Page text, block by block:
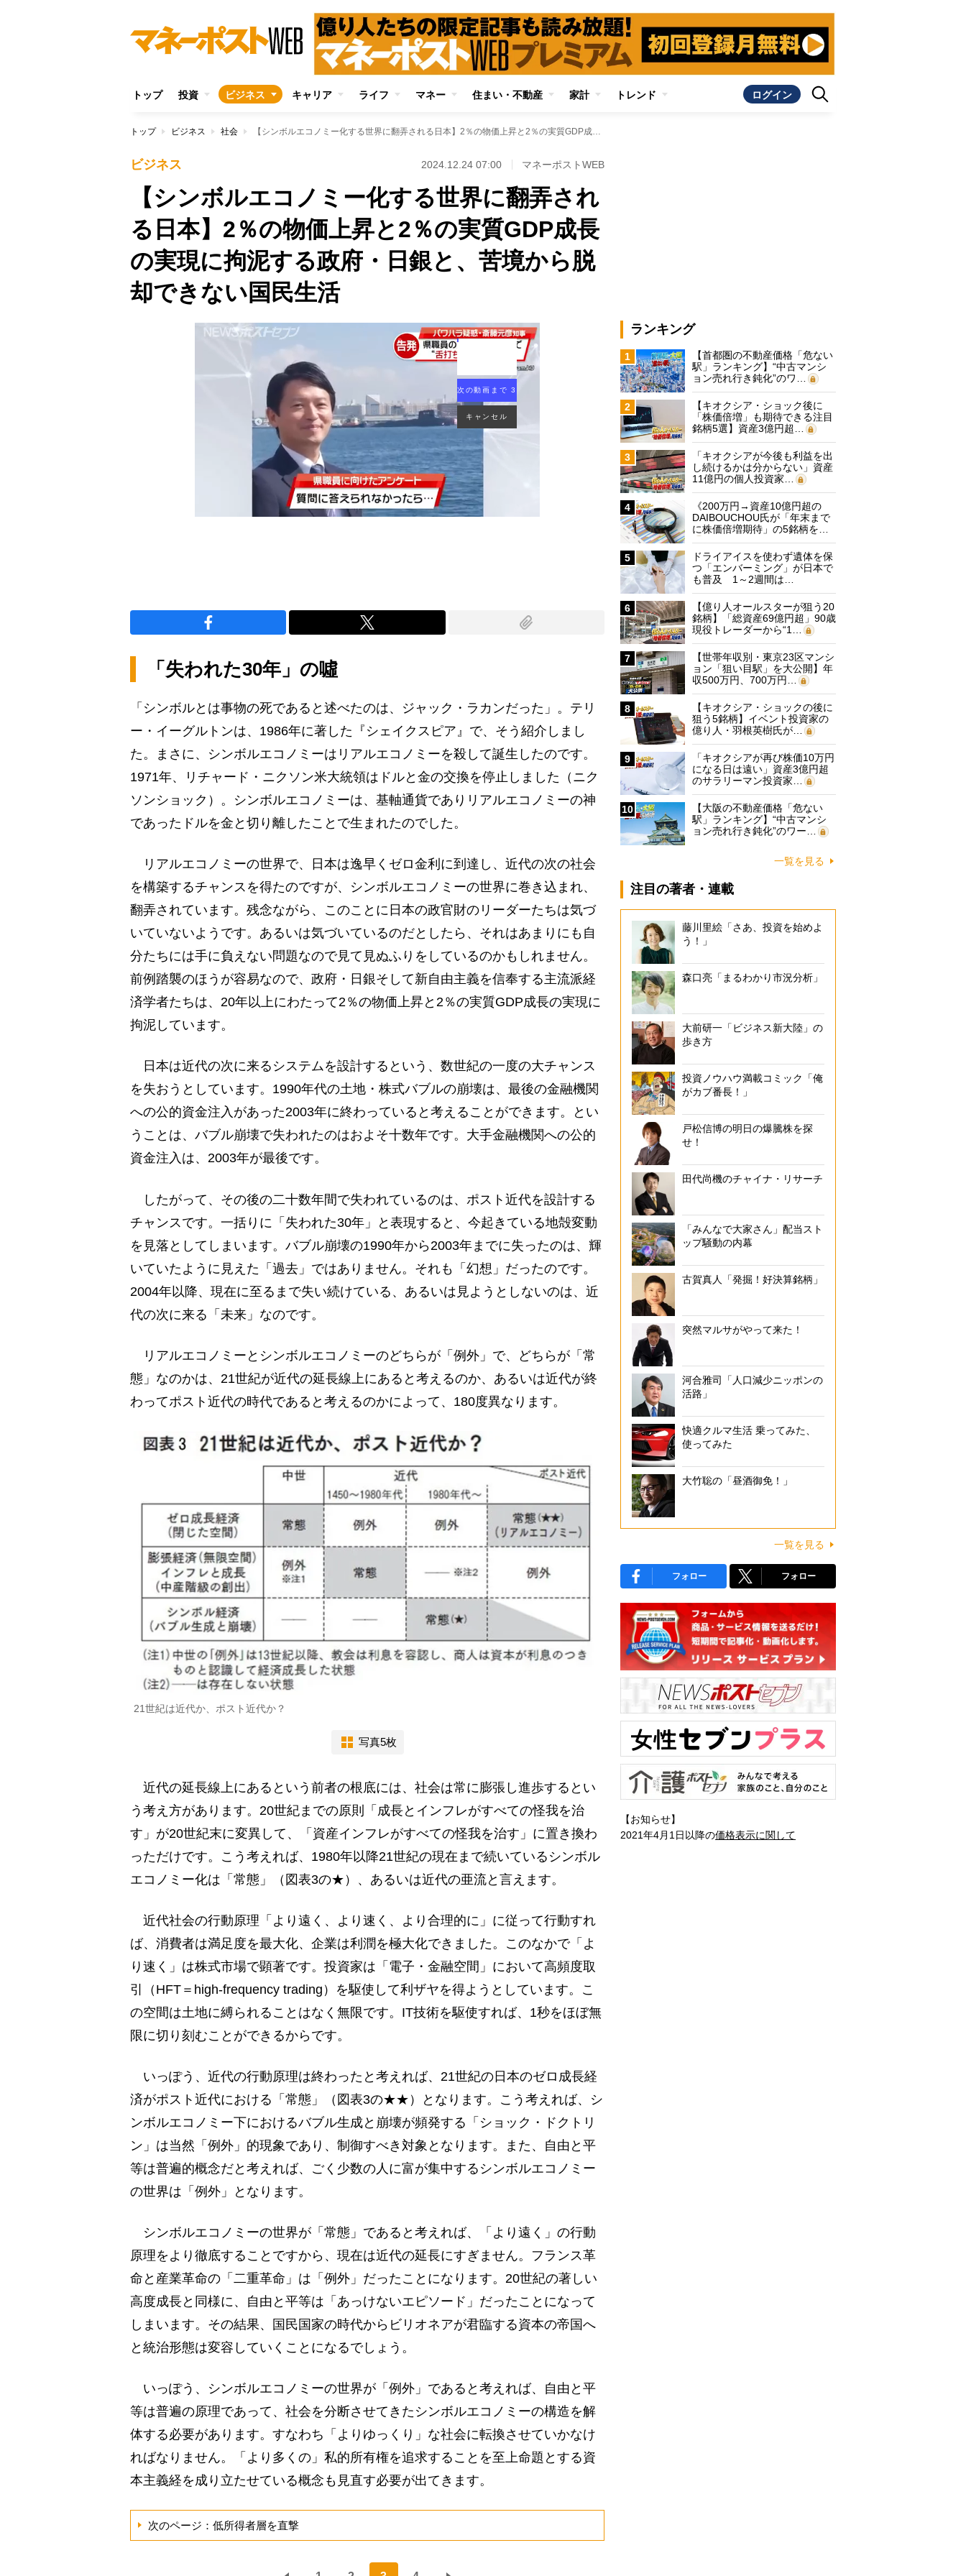
トップ 投資 ビジネス キャリア ライフ マネー 住まい・不動産 家計 トレンド ログイン
トップ ビジネス 社会 【シンボルエコノミー化する世界に翻弄される日本】2％の物価上昇と2％の実質GDP成長の実現に拘泥する政府・日銀と、苦境から脱却できない国民生活
ビジネス 2024.12.24 07:00 マネーポストWEB
【シンボルエコノミー化する世界に翻弄され
る日本】2％の物価上昇と2％の実質GDP成長
の実現に拘泥する政府・日銀と、苦境から脱
却できない国民生活
次の動画まで 2
キャンセル
「失われた30年」の噓
「シンボルとは事物の死であると述べたのは、ジャック・ラカンだった」。テリ
ー・イーグルトンは、1986年に著した『シェイクスピア』で、そう紹介しまし
た。まさに、シンボルエコノミーはリアルエコノミーを殺して誕生したのです。
1971年、リチャード・ニクソン米大統領はドルと金の交換を停止しました（ニク
ソンショック）。シンボルエコノミーは、基軸通貨でありリアルエコノミーの神
であったドルを金と切り離したことで生まれたのでした。
リアルエコノミーの世界で、日本は逸早くゼロ金利に到達し、近代の次の社会
を構築するチャンスを得たのですが、シンボルエコノミーの世界に巻き込まれ、
翻弄されています。残念ながら、このことに日本の政官財のリーダーたちは気づ
いていないようです。あるいは気づいているのだとしたら、それはあまりにも自
分たちには手に負えない問題なので見て見ぬふりをしているのかもしれません。
前例踏襲のほうが容易なので、政府・日銀そして新自由主義を信奉する主流派経
済学者たちは、20年以上にわたって2％の物価上昇と2％の実質GDP成長の実現に
拘泥しています。
日本は近代の次に来るシステムを設計するという、数世紀の一度の大チャンス
を失おうとしています。1990年代の土地・株式バブルの崩壊は、最後の金融機関
への公的資金注入があった2003年に終わっていると考えることができます。とい
うことは、バブル崩壊で失われたのはおよそ十数年です。大手金融機関への公的
資金注入は、2003年が最後です。
したがって、その後の二十数年間で失われているのは、ポスト近代を設計する
チャンスです。一括りに「失われた30年」と表現すると、今起きている地殻変動
を見落としてしまいます。バブル崩壊の1990年から2003年までに失ったのは、輝
いていたように見えた「過去」ではありません。それも「幻想」だったのです。
2004年以降、現在に至るまで失い続けている、あるいは見ようとしないのは、近
代の次に来る「未来」なのです。
リアルエコノミーとシンボルエコノミーのどちらが「例外」で、どちらが「常
態」なのかは、21世紀が近代の延長線上にあると考えるのか、あるいは近代が終
わってポスト近代の時代であると考えるのかによって、180度異なります。
21世紀は近代か、ポスト近代か？
写真5枚
近代の延長線上にあるという前者の根底には、社会は常に膨張し進歩するとい
う考え方があります。20世紀までの原則「成長とインフレがすべての怪我を治
す」が20世紀末に変異して、「資産インフレがすべての怪我を治す」に置き換わ
っただけです。こう考えれば、1980年以降21世紀の現在まで続いているシンボル
エコノミー化は「常態」（図表3の★）、あるいは近代の亜流と言えます。
近代社会の行動原理「より遠く、より速く、より合理的に」に従って行動すれ
ば、消費者は満足度を最大化、企業は利潤を極大化できました。このなかで「よ
り速く」は株式市場で顕著です。投資家は「電子・金融空間」において高頻度取
引（HFT＝high-frequency trading）を駆使して利ザヤを得ようとしています。こ
の空間は土地に縛られることはなく無限です。IT技術を駆使すれば、1秒をほぼ無
限に切り刻むことができるからです。
いっぽう、近代の行動原理は終わったと考えれば、21世紀の日本のゼロ成長経
済がポスト近代における「常態」（図表3の★★）となります。こう考えれば、シ
ンボルエコノミー下におけるバブル生成と崩壊が頻発する「ショック・ドクトリ
ン」は当然「例外」的現象であり、制御すべき対象となります。また、自由と平
等は普遍的概念だと考えれば、ごく少数の人に富が集中するシンボルエコノミー
の世界は「例外」となります。
シンボルエコノミーの世界が「常態」であると考えれば、「より遠く」の行動
原理をより徹底することですから、現在は近代の延長にすぎません。フランス革
命と産業革命の「二重革命」は「例外」だったことになります。20世紀の著しい
高度成長と同様に、自由と平等は「あっけないエピソード」だったことになって
しまいます。その結果、国民国家の時代からビリオネアが君臨する資本の帝国へ
と統治形態は変容していくことになるでしょう。
いっぽう、シンボルエコノミーの世界が「例外」であると考えれば、自由と平
等は普遍の原理であって、社会を分断させてきたシンボルエコノミーの構造を解
体する必要があります。すなわち「よりゆっくり」な社会に転換させていかなけ
ればなりません。「より多くの」私的所有権を追求することを至上命題とする資
本主義経を成り立たせている概念も見直す必要が出てきます。
次のページ：低所得者層を直撃
ランキング
1
【首都圏の不動産価格「危ない
駅」ランキング】“中古マンシ
ョン売れ行き鈍化”のワ…
2
【キオクシア・ショック後に
「株価倍増」も期待できる注目
銘柄5選】資産3億円超…
3
「キオクシアが今後も利益を出
し続けるかは分からない」資産
11億円の個人投資家…
4
《200万円→資産10億円超の
DAIBOUCHOU氏が「年末まで
に株価倍増期待」の5銘柄を…
5
ドライアイスを使わず遺体を保
つ「エンバーミング」が日本で
も普及 1～2週間は…
6
【億り人オールスターが狙う20
銘柄】「総資産69億円超」90歳
現役トレーダーから“1…
7
【世帯年収別・東京23区マンシ
ョン「狙い目駅」を大公開】年
収500万円、700万円…
8
【キオクシア・ショックの後に
狙う5銘柄】イベント投資家の
億り人・羽根英樹氏が…
9
「キオクシアが再び株価10万円
になる日は遠い」資産3億円超
のサラリーマン投資家…
10
【大阪の不動産価格「危ない
駅」ランキング】“中古マンシ
ョン売れ行き鈍化”のワー…
一覧を見る
注目の著者・連載
藤川里絵「さあ、投資を始めよ
う！」
森口亮「まるわかり市況分析」
大前研一「ビジネス新大陸」の
歩き方
投資ノウハウ満載コミック「俺
がカブ番長！」
戸松信博の明日の爆騰株を探
せ！
田代尚機のチャイナ・リサーチ
「みんなで大家さん」配当スト
ップ騒動の内幕
古賀真人「発掘！好決算銘柄」
突然マルサがやって来た！
河合雅司「人口減少ニッポンの
活路」
快適クルマ生活 乗ってみた、
使ってみた
大竹聡の「昼酒御免！」
一覧を見る
フォロー フォロー
【お知らせ】
2021年4月1日以降の価格表示に関して